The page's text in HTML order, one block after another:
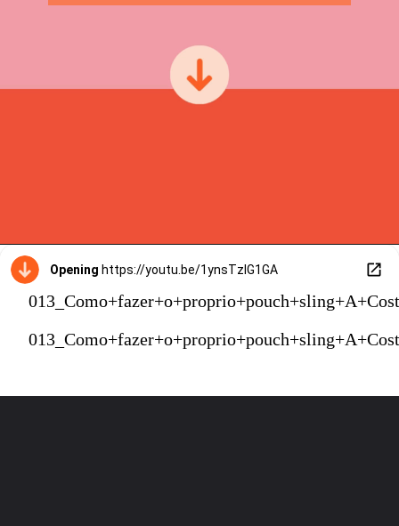
Opening https://youtu.be/1ynsTzIG1GA